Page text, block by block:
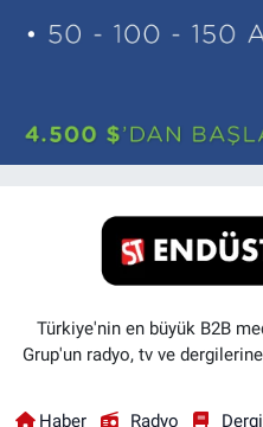
Türkiye'nin en büyük B2B
Grup'un radyo, tv ve
Haber Radyo Dergi